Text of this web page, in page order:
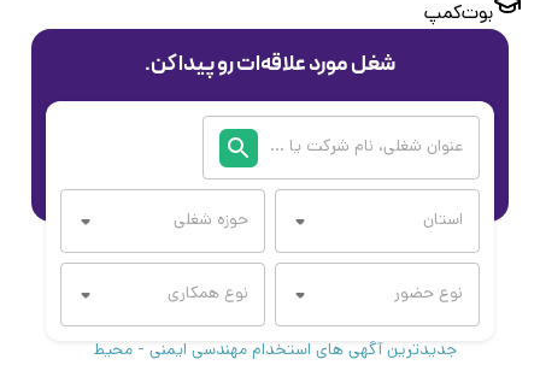
بوت‌کمپ
شغل مورد علاقه‌ات رو پیدا کن.
جدیدترین آگهی های استخدام مهندسی ایمنی - محیط